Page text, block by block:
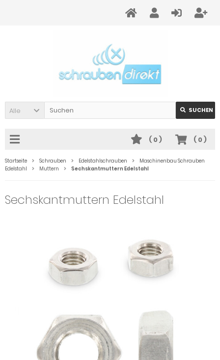
Alle SUCHEN
( 0)
( 0)
Startseite Schrauben Edelstahlschrauben
Maschinenbau Schrauben
Edelstahl
Muttern Sechskantmuttern Edelstahl
Sechskantmuttern Edelstahl